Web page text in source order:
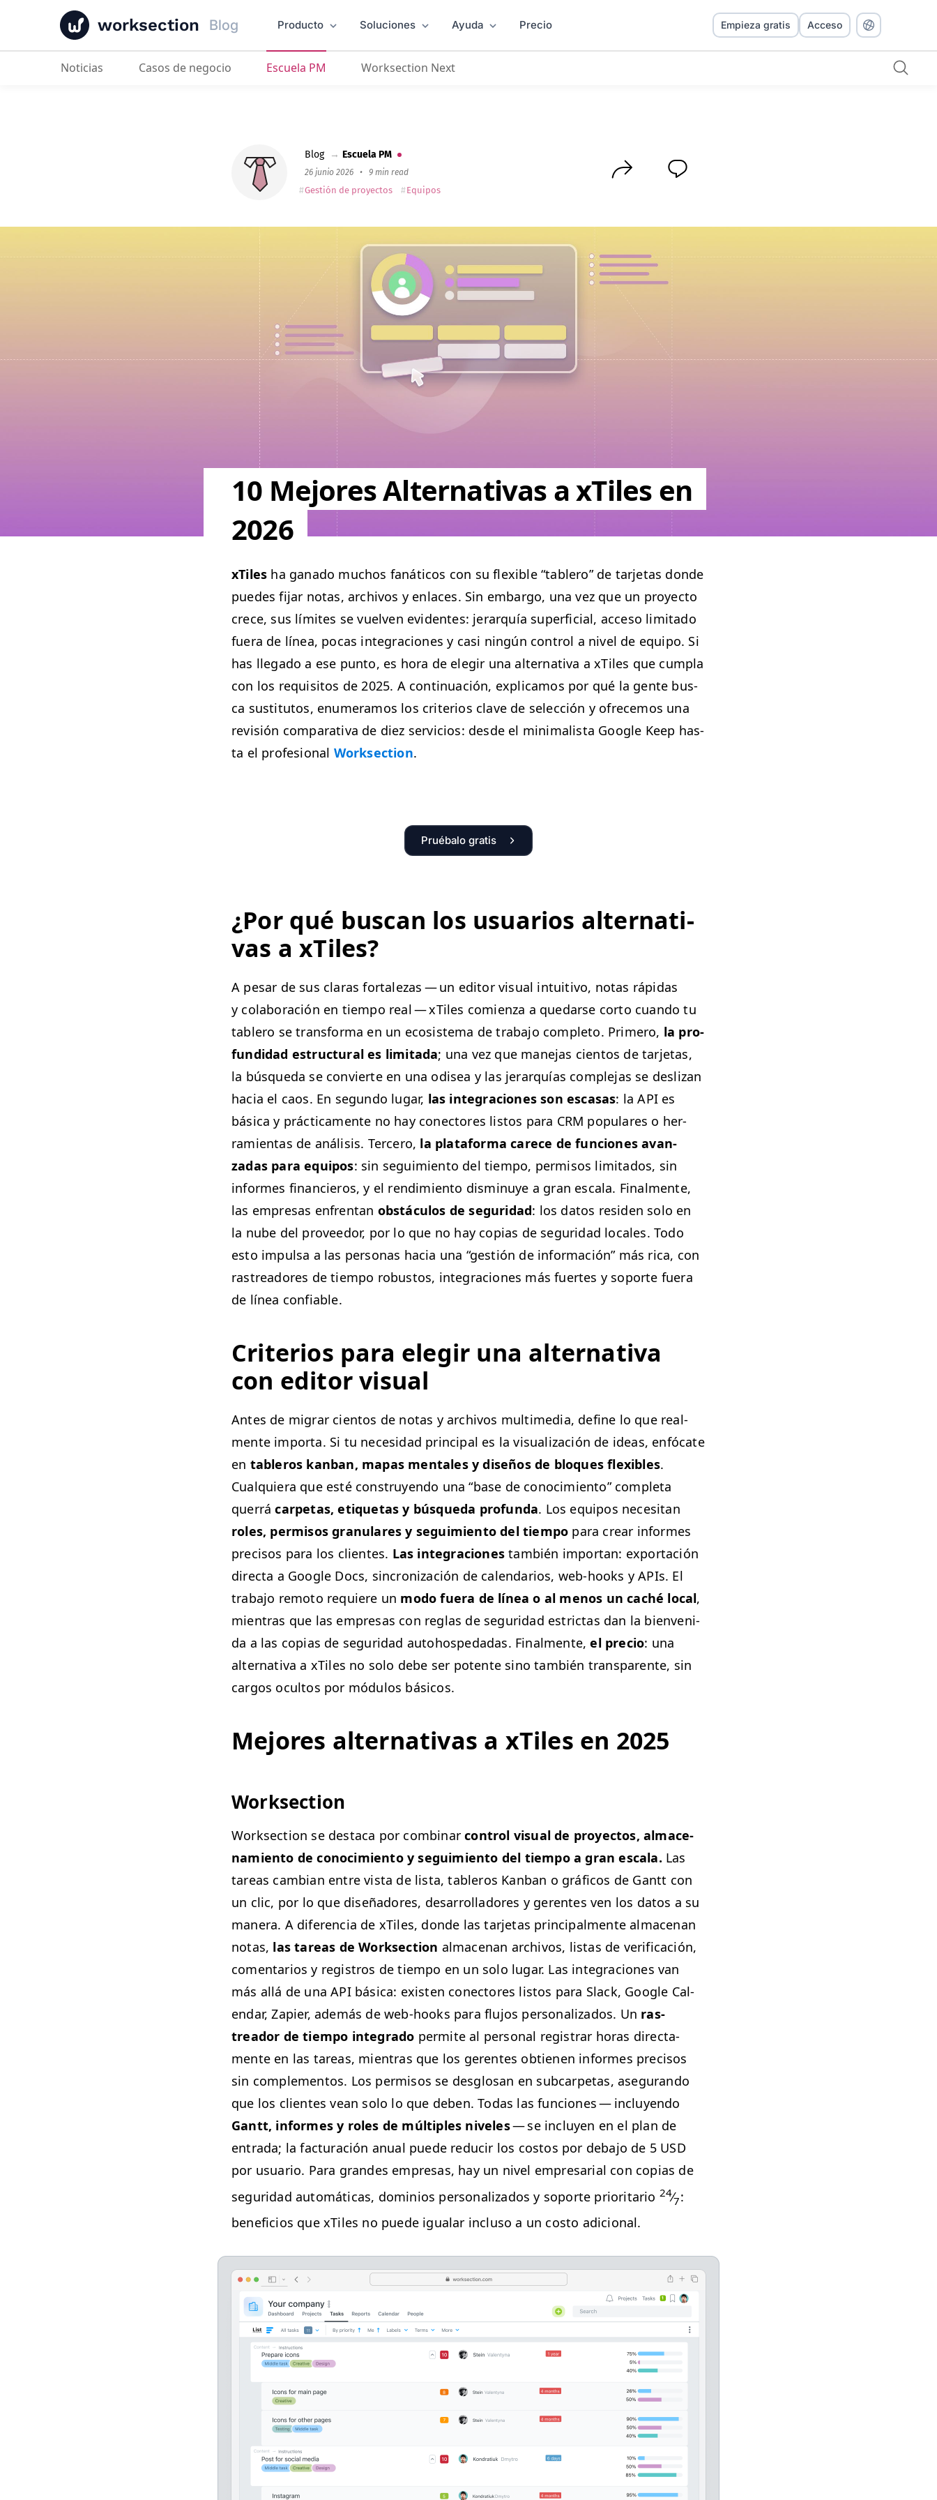
worksection Blog Producto Soluciones Ayuda Precio
10 Mejores Alternativas a xTiles en 2026
Empieza gratis Acceso
Noticias Casos de negocio Escuela PM Worksection Next
Blog → Escuela PM
26 junio 2026 • 9 min read
Gestión de proyectos Equipos
10 Mejores Alternativas a xTiles en
2026
xTiles ha gana­do muchos fanáti­cos con su flex­i­ble“tablero” de tar­je­tas donde
puedes fijar notas, archivos y enlaces. Sin embar­go, una vez que un proyec­to
crece, sus límites se vuel­ven evi­dentes: jer­ar­quía super­fi­cial, acce­so lim­i­ta­do
fuera de línea, pocas inte­gra­ciones y casi ningún con­trol a niv­el de equipo. Si
has lle­ga­do a ese pun­to, es hora de ele­gir una alter­na­ti­va a xTiles que cumpla
con los req­ui­si­tos de 2025. A con­tin­uación, expli­camos por qué la gente bus­
ca susti­tu­tos, enu­mer­amos los cri­te­rios clave de selec­ción y ofre­ce­mos una
revisión com­par­a­ti­va de diez ser­vi­cios: des­de el min­i­mal­ista Google Keep has­
ta el pro­fe­sion­al Work­sec­tion.
Pruébalo gratis
¿Por qué bus­can los usuar­ios alter­na­ti­
vas a xTiles?
A pesar de sus claras for­t­alezas — un edi­tor visu­al intu­iti­vo, notas ráp­i­das
y colab­o­ración en tiem­po real — xTiles comien­za a quedarse cor­to cuan­do tu
tablero se trans­for­ma en un eco­sis­tema de tra­ba­jo com­ple­to. Primero, la pro­
fun­di­dad estruc­tur­al es lim­i­ta­da; una vez que mane­jas cien­tos de tar­je­tas,
la búsque­da se con­vierte en una odis­ea y las jer­ar­quías com­ple­jas se deslizan
hacia el caos. En segun­do lugar, las inte­gra­ciones son escasas: laAPI es
bási­ca y prác­ti­ca­mente no hay conec­tores lis­tos para CRM pop­u­lares o her­
ramien­tas de análi­sis. Ter­cero, la platafor­ma carece de fun­ciones avan­
zadas para equipos: sin seguimien­to del tiem­po, per­misos lim­i­ta­dos, sin
informes financieros, y el rendimien­to dis­min­uye a gran escala. Final­mente,
las empre­sas enfrentan obstácu­los de seguri­dad: los datos res­i­den solo en
la nube del provee­dor, por lo que no hay copias de seguri­dad locales. Todo
esto impul­sa a las per­sonas hacia una “gestión de infor­ma­ción” más rica, con
ras­treadores de tiem­po robus­tos, inte­gra­ciones más fuertes y soporte fuera
de línea confiable.
Cri­te­rios para ele­gir una alter­na­ti­va
con edi­tor visual
Antes de migrar cien­tos de notas y archivos mul­ti­me­dia, define lo que real­
mente impor­ta. Si tu necesi­dad prin­ci­pal es la visu­al­ización de ideas, enfó­cate
en tableros kan­ban, mapas men­tales y dis­eños de blo­ques flex­i­bles.
Cualquiera que esté con­struyen­do una“base de conocimien­to” com­ple­ta
quer­rácar­petas, eti­que­tas y búsque­da pro­fun­da. Los equipos nece­si­tan
roles, per­misos gran­u­lares y seguimien­to del tiem­po para crear informes
pre­cisos para los clientes. Las inte­gra­ciones tam­bién impor­tan: exportación
direc­ta a Google Docs, sin­cronización de cal­en­dar­ios, web-hooks y APIs. El
tra­ba­jo remo­to requiere un modo fuera de línea o al menos un caché local,
mien­tras que las empre­sas con reglas de seguri­dad estric­tas dan la bien­veni­
da a las copias de seguri­dad auto­hospedadas. Final­mente,el pre­cio: una
alter­na­ti­va a xTiles no solo debe ser potente sino tam­bién trans­par­ente, sin
car­gos ocul­tos por módu­los básicos.
Mejores alter­na­ti­vas a xTiles en 2025
Work­sec­tion
Work­sec­tion se desta­ca por com­bi­narcon­trol visu­al de proyec­tos, alma­ce­
namien­to de conocimien­to y seguimien­to del tiem­po a gran escala. Las
tar­eas cam­bian entre vista de lista, tableros Kan­ban o grá­fi­cos de Gantt con
un clic, por lo que dis­eñadores, desar­rol­ladores y ger­entes ven los datos a su
man­era. A difer­en­cia de xTiles, donde las tar­je­tas prin­ci­pal­mente alma­ce­nan
notas, las tar­eas de Work­sec­tion alma­ce­nan archivos, lis­tas de ver­i­fi­cación,
comen­tar­ios y reg­istros de tiem­po en un solo lugar. Las inte­gra­ciones van
más allá de unaAPIbási­ca: exis­ten conec­tores lis­tos para Slack, Google Cal­
en­dar, Zapi­er, además de web-hooks para flu­jos per­son­al­iza­dos. Un ras­
treador de tiem­po inte­gra­do per­mite al per­son­al reg­is­trar horas direc­ta­
mente en las tar­eas, mien­tras que los ger­entes obtienen informes pre­cisos
sin com­ple­men­tos. Los per­misos se des­glosan en sub­car­petas, ase­gu­ran­do
que los clientes vean solo lo que deben. Todas las fun­ciones — incluyen­do
Gantt, informes y roles de múlti­ples nive­les— se incluyen en el plan de
entra­da; la fac­turación anu­al puede reducir los cos­tos por deba­jo de 5 USD
por usuario. Para grandes empre­sas, hay un niv­el empre­sar­i­al con copias de
seguri­dad automáti­cas, domin­ios per­son­al­iza­dos y soporte pri­or­i­tario 24⁄7:
ben­efi­cios que xTiles no puede igualar inclu­so a un cos­to adicional.